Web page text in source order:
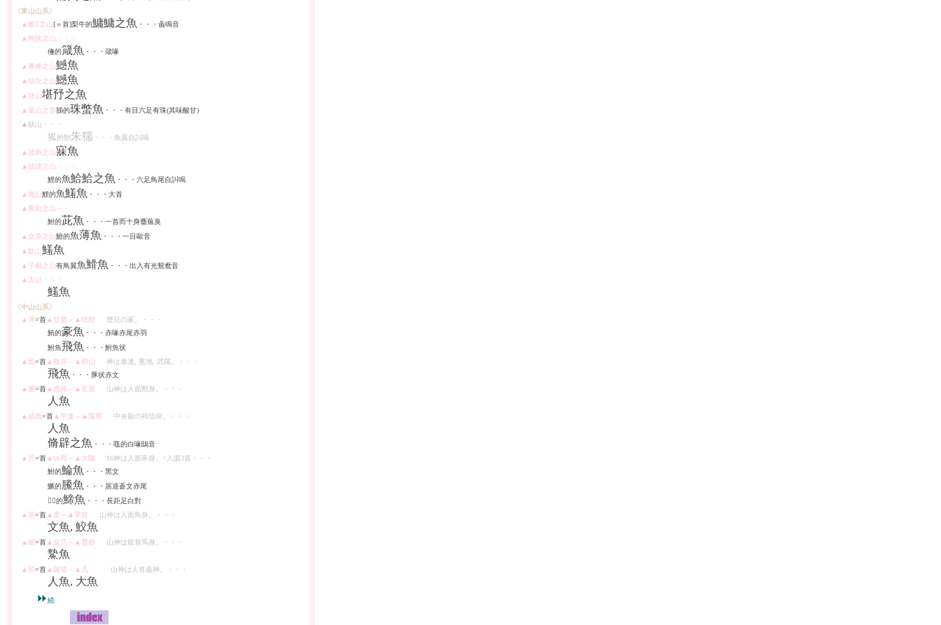
《東山山系》
▲ 樕 𧑤 之山[＝首]梨牛的鱅鱅之魚 ・・・ 彘鳴音
▲ 栒状之山・・・
儵的箴魚 ・・・箴喙
▲番條之山鱤魚
▲姑兒之山鱤魚
▲犲山堪㐨之魚
▲葛山之首 胏的珠蟞魚 ・・・有目六足有珠(其味酸甘)
▲耿山・・・
狐的獣朱獳 ・・・魚翼自訆鳴
▲諸鉤之山寐魚
▲跂踵之山・・・
鯉的魚鮯鮯之魚 ・・・六足鳥尾自訆鳴
▲旄山鯉的魚鱃魚 ・・・大首
▲東始之山・・・
鮒的茈魚 ・・・一首而十身蘪蕪臭
▲女烝之山鱣的魚薄魚 ・・・一目歐音
▲欽山鱃魚
▲子桐之山有鳥翼魚䱻魚 ・・・出入有光鴛鴦音
▲太山・・・
鱃魚
《中山山系》
▲薄=首 ▲甘棗～▲鼓鐙
歴兒の冢。・・・
鮪的豪魚 ・・・赤喙赤尾赤羽
鮒魚飛魚 ・・・鮒魚状
▲ 萯=首 ▲敖岸～▲和山 神は泰逢, 熏池, 武羅。・・・
飛魚 ・・・豚状赤文
▲釐=首 ▲鹿蹄～▲玄扈 山神は人面獸身。・・・
人魚
▲縞羝=首 ▲平逢～▲陽華 中央嶽の祠信仰。・・・
人魚
脩辟之魚 ・・・黽的白喙鴟音
▲苦=首 ▲休輿～▲大騩
16神は人面豕身。+人面3首・・・
鮒的鯩魚 ・・・黑文
鱖的鰧魚 ・・・居逵蒼文赤尾
𥂕蜼的䱱魚 ・・・長距足白對
▲荊=首 ▲景～▲琴鼓 山神は人面鳥身。・・・
文魚, 鮫魚
▲岷=首 ▲女几～▲賈超 山神は龍首馬身。・・・
䲀魚
▲荊=首 ▲翼望～▲几 山神は人首 彘神。・・・
人魚, 大魚
⏩続